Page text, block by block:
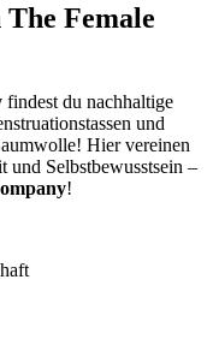
Female
findest du nachhaltige
und
Hier vereinen
und Selbstbewusstsein –
!